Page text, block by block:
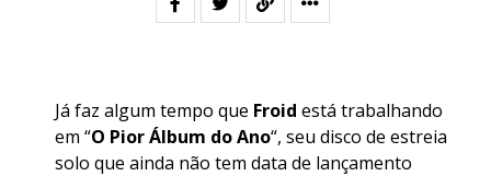
Já faz algum tempo que Froid está trabalhando
em “O Pior Álbum do Ano“, seu disco de estreia
solo que ainda não tem data de lançamento